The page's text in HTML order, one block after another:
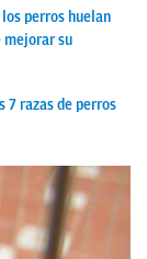
perros huelan
mejorar su
7 razas de perros